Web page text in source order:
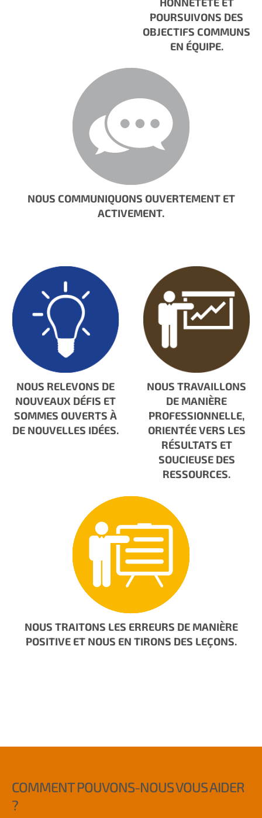
POURSUIVONS DES
OBJECTIFS COMMUNS
EN ÉQUIPE.
NOUS COMMUNIQUONS OUVERTEMENT ET
ACTIVEMENT.
NOUS RELEVONS DE
NOUVEAUX DÉFIS ET
SOMMES OUVERTS À
DE NOUVELLES IDÉES.
NOUS TRAVAILLONS
DE MANIÈRE
PROFESSIONNELLE,
ORIENTÉE VERS LES
RÉSULTATS ET
SOUCIEUSE DES
RESSOURCES.
NOUS TRAITONS LES ERREURS DE MANIÈRE
POSITIVE ET NOUS EN TIRONS DES LEÇONS.
COMMENT POUVONS-NOUS VOUS AIDER
?